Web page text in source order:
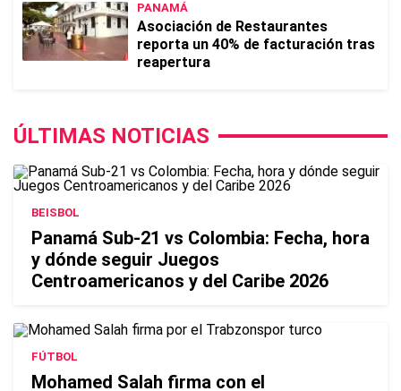
PANAMÁ
Asociación de Restaurantes
reporta un 40% de facturación tras
reapertura
ÚLTIMAS NOTICIAS
BEISBOL
Panamá Sub-21 vs Colombia: Fecha, hora
y dónde seguir Juegos
Centroamericanos y del Caribe 2026
FÚTBOL
Mohamed Salah firma con el